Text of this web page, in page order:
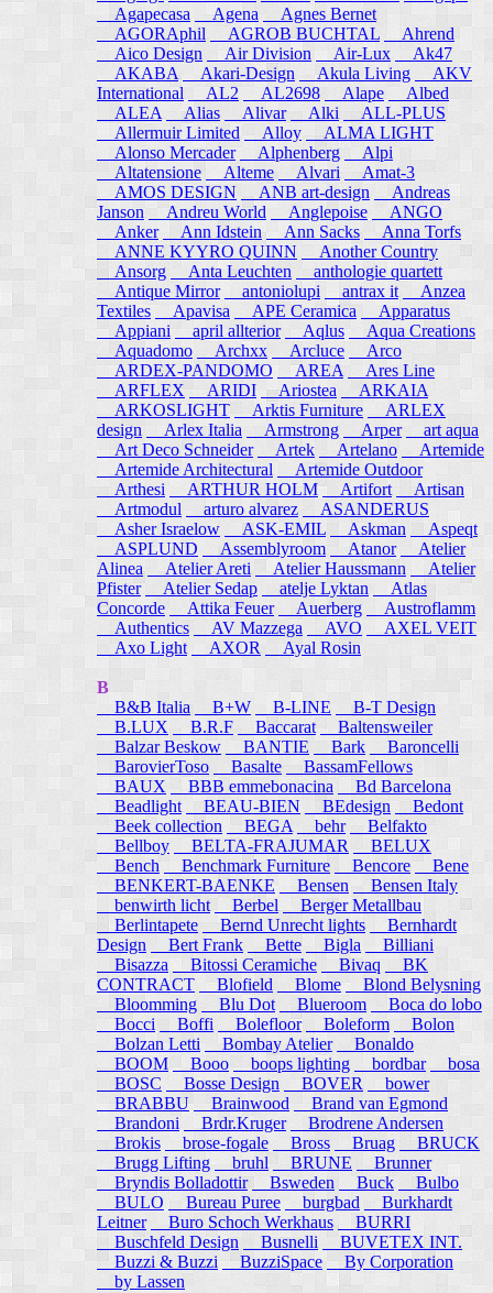
Agapecasa
Agena
Agnes Bernet
AGORAphil
AGROB BUCHTAL
Ahrend
Aico Design
Air Division Air-Lux
Ak47
AKABA
Akari-Design Akula Living
AKV
International
AL2 AL2698 Alape
Albed
ALEA
Alias Alivar Alki
ALL-PLUS
Allermuir Limited
Alloy
ALMA LIGHT
Alonso Mercader
Alphenberg
Alpi
Altatensione
Alteme Alvari
Amat-3
AMOS DESIGN
ANB art-design
Andreas
Janson
Andreu World Anglepoise
ANGO
Anker
Ann Idstein Ann Sacks
Anna Torfs
ANNE KYYRO QUINN
Another Country
Ansorg
Anta Leuchten
anthologie quartett
Antique Mirror
antoniolupi antrax it
Anzea
Textiles
Apavisa APE Ceramica
Apparatus
Appiani
april allterior Aqlus Aqua Creations
Aquadomo
Archxx Arcluce
Arco
ARDEX-PANDOMO
AREA
Ares Line
ARFLEX
ARIDI Ariostea
ARKAIA
ARKOSLIGHT
Arktis Furniture
ARLEX
design
Arlex Italia Armstrong Arper
art aqua
Art Deco Schneider
Artek Artelano
Artemide
Artemide Architectural
Artemide Outdoor
Arthesi
ARTHUR HOLM Artifort
Artisan
Artmodul
arturo alvarez
ASANDERUS
Asher Israelow
ASK-EMIL Askman
Aspeqt
ASPLUND
Assemblyroom Atanor
Atelier
Alinea
Atelier Areti Atelier Haussmann
Atelier
Pfister
Atelier Sedap atelje Lyktan
Atlas
Concorde
Attika Feuer Auerberg
Austroflamm
Authentics
AV Mazzega AVO
AXEL VEIT
Axo Light
AXOR Ayal Rosin
B
B&B Italia
B+W B-LINE
B-T Design
B.LUX
B.R.F Baccarat
Baltensweiler
Balzar Beskow
BANTIE Bark
Baroncelli
BarovierToso
Basalte
BassamFellows
BAUX
BBB emmebonacina
Bd Barcelona
Beadlight
BEAU-BIEN BEdesign
Bedont
Beek collection
BEGA behr
Belfakto
Bellboy
BELTA-FRAJUMAR
BELUX
Bench
Benchmark Furniture Bencore
Bene
BENKERT-BAENKE
Bensen
Bensen Italy
benwirth licht
Berbel
Berger Metallbau
Berlintapete
Bernd Unrecht lights
Bernhardt
Design
Bert Frank Bette Bigla
Billiani
Bisazza
Bitossi Ceramiche Bivaq
BK
CONTRACT
Blofield Blome Blond Belysning
Bloomming
Blu Dot Blueroom
Boca do lobo
Bocci
Boffi Bolefloor Boleform
Bolon
Bolzan Letti
Bombay Atelier
Bonaldo
BOOM
Booo boops lighting bordbar
bosa
BOSC
Bosse Design BOVER
bower
BRABBU
Brainwood
Brand van Egmond
Brandoni
Brdr.Kruger
Brodrene Andersen
Brokis
brose-fogale Bross Bruag
BRUCK
Brugg Lifting
bruhl BRUNE
Brunner
Bryndis Bolladottir
Bsweden Buck
Bulbo
BULO
Bureau Puree burgbad
Burkhardt
Leitner
Buro Schoch Werkhaus
BURRI
Buschfeld Design
Busnelli
BUVETEX INT.
Buzzi & Buzzi
BuzziSpace By Corporation
by Lassen